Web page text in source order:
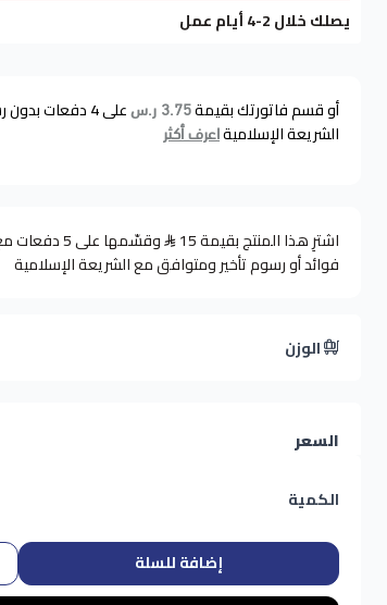
يصلك خلال 2-4 أيام عمل
أو قسم فاتورتك بقيمة3.75 ر.س على4دفعات بدون
الشريعة الإسلاميةاعرف أكثر
اشترِ هذا المنتج بقيمة 15
وقسّمها على
فوائد أو رسوم تأخير ومتوافق مع الشريعة الإسلامية
الوزن
السعر
الكمية
إضافة للسلة